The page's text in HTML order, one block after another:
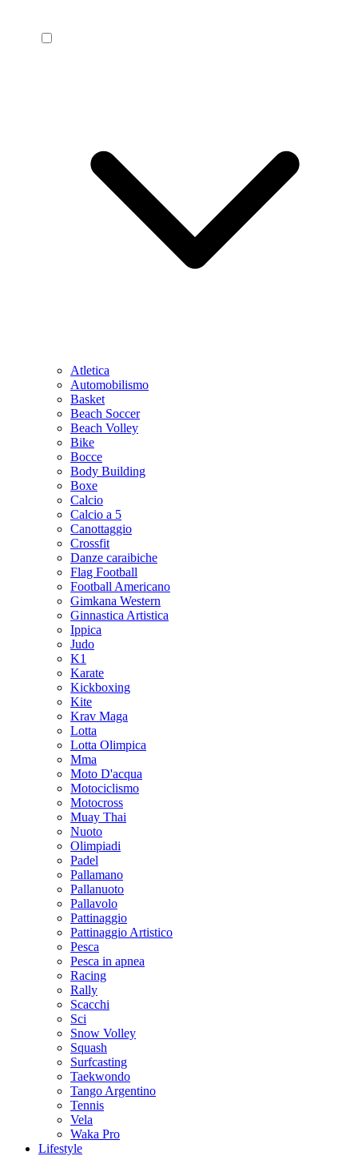
Atletica
Automobilismo
Basket
Beach Soccer
Beach Volley
Bike
Bocce
Body Building
Boxe
Calcio
Calcio a 5
Canottaggio
Crossfit
Danze caraibiche
Flag Football
Football Americano
Gimkana Western
Ginnastica Artistica
Ippica
Judo
K1
Karate
Kickboxing
Kite
Krav Maga
Lotta
Lotta Olimpica
Mma
Moto D'acqua
Motociclismo
Motocross
Muay Thai
Nuoto
Olimpiadi
Padel
Pallamano
Pallanuoto
Pallavolo
Pattinaggio
Pattinaggio Artistico
Pesca
Pesca in apnea
Racing
Rally
Scacchi
Sci
Snow Volley
Squash
Surfcasting
Taekwondo
Tango Argentino
Tennis
Vela
Waka Pro
Lifestyle